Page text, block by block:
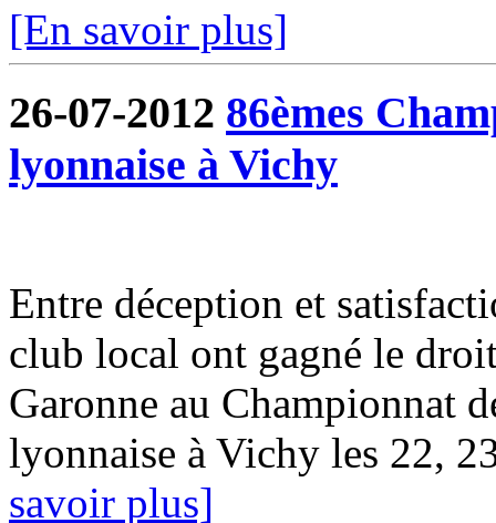
[En savoir plus]
26-07-2012 86èmes
lyonnaise à Vichy
Entre déception et
club local ont gagné le
Garonne au Championnat
lyonnaise à Vichy les 22,
savoir plus]